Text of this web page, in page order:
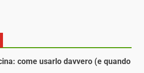
come usarlo davvero (e quando